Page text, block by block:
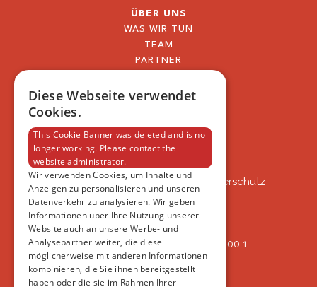
ÜBER UNS
WAS WIR TUN
TEAM
PARTNER
FAQ
VSAT
VSAT - Verein Schweizer Auslandtierschutz
Oberlangnauerstrasse 13b
9562 Märwil
IBAN: CH82 00 78 4297 8786 7200 1
ERREICHBAR
AB 17:45
Diese Webseite verwendet
Cookies.
This Cookie Banner was deleted and is no
longer working. Please contact the
website administrator.
Wir verwenden Cookies, um Inhalte und
Anzeigen zu personalisieren und unseren
Datenverkehr zu analysieren. Wir geben
Informationen über Ihre Nutzung unserer
Website auch an unsere Werbe- und
Analysepartner weiter, die diese
möglicherweise mit anderen Informationen
kombinieren, die Sie ihnen bereitgestellt
haben oder die sie im Rahmen Ihrer